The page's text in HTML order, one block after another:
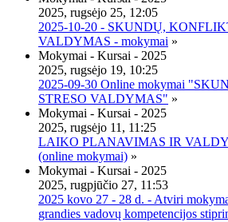
2025, rugsėjo 25, 12:05
2025-10-20 - SKUNDŲ,
VALDYMAS - mokymai »
Mokymai - Kursai - 2025
2025, rugsėjo 19, 10:25
2025-09-30 Online mokymai
STRESO VALDYMAS" »
Mokymai - Kursai - 2025
2025, rugsėjo 11, 11:25
LAIKO PLANAVIMAS IR
(online mokymai) »
Mokymai - Kursai - 2025
2025, rugpjūčio 27, 11:53
2025 kovo 27 - 28 d. - Atviri
grandies vadovų kompetencijos